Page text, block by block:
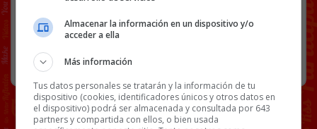
BS18 FAUNA VÍDEOS
46 COMENTARIOS
FAUNA 3 ABRIL, 2020
Almacenar la información en un dispositivo y/o
acceder a ella
Más información
Tus datos personales se tratarán y la información de tu
dispositivo (cookies, identificadores únicos y otros datos en
el dispositivo) podrá ser almacenada y consultada por 643
partners y compartida con ellos, o bien usada